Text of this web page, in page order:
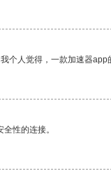
个人觉得，一款加速器app
性的连接。